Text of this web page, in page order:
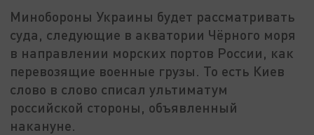
Минобороны Украины будет рассматривать
суда, следующие в акватории Чёрного моря
в направлении морских портов России, как
перевозящие военные грузы. То есть Киев
слово в слово списал ультиматум
российской стороны, объявленный
накануне.